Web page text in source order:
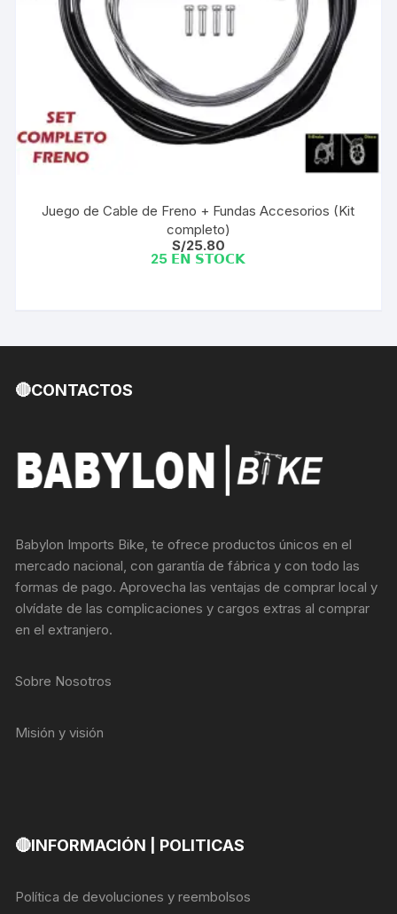
Juego de Cable de Freno + Fundas Accesorios (Kit
completo)
S/25.80
25 𝗘𝗡 𝗦𝗧𝗢𝗖𝗞
🔴CONTACTOS
Babylon Imports Bike, te ofrece productos únicos en el
mercado nacional, con garantía de fábrica y con todo las
formas de pago. Aprovecha las ventajas de comprar local y
olvídate de las complicaciones y cargos extras al comprar
en el extranjero.
Sobre Nosotros
Misión y visión
🔴INFORMACIÓN | POLITICAS
Política de devoluciones y reembolsos